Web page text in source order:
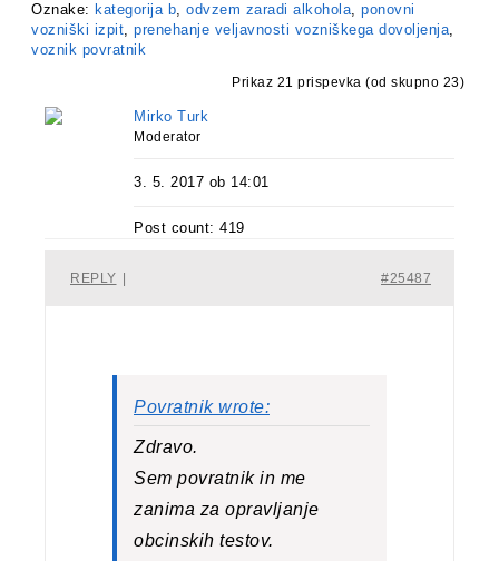
Oznake: kategorija b, odvzem zaradi alkohola, ponovni
vozniški izpit, prenehanje veljavnosti vozniškega dovoljenja,
voznik povratnik
Prikaz 21 prispevka (od skupno 23)
Mirko Turk
Moderator
3. 5. 2017 ob 14:01
Post count: 419
#25487
REPLY
Povratnik wrote:
Zdravo.
Sem povratnik in me
zanima za opravljanje
obcinskih testov.